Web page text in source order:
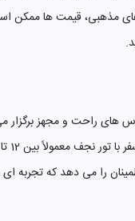
های مذهبی، قیمت ها
های راحت و مجهز برگزار
را می دهد که تجربه